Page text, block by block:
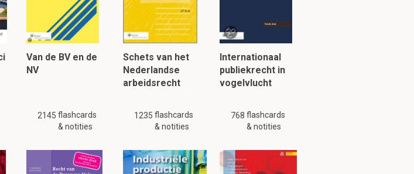
Van de BV en de
NV
2145 flashcards
& notities
Schets van het
Nederlandse
arbeidsrecht
1235 flashcards
& notities
Internationaal
publiekrecht in
vogelvlucht
768 flashcards
& notities